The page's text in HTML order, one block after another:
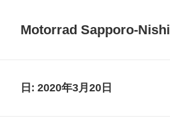
Motorrad Sapporo-Nishi
日:2020年3月20日